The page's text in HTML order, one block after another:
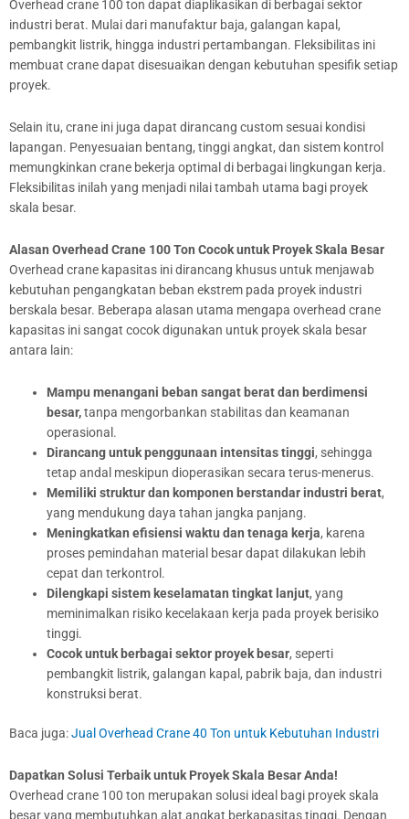
Overhead crane 100 ton dapat diaplikasikan di berbagai sektor
industri berat. Mulai dari manufaktur baja, galangan kapal,
pembangkit listrik, hingga industri pertambangan. Fleksibilitas ini
membuat crane dapat disesuaikan dengan kebutuhan spesifik setiap
proyek.
Selain itu, crane ini juga dapat dirancang custom sesuai kondisi
lapangan. Penyesuaian bentang, tinggi angkat, dan sistem kontrol
memungkinkan crane bekerja optimal di berbagai lingkungan kerja.
Fleksibilitas inilah yang menjadi nilai tambah utama bagi proyek
skala besar.
Alasan Overhead Crane 100 Ton Cocok untuk Proyek Skala Besar
Overhead crane kapasitas ini dirancang khusus untuk menjawab
kebutuhan pengangkatan beban ekstrem pada proyek industri
berskala besar. Beberapa alasan utama mengapa overhead crane
kapasitas ini sangat cocok digunakan untuk proyek skala besar
antara lain:
Mampu menangani beban sangat berat dan berdimensi
besar,tanpa mengorbankan stabilitas dan keamanan
operasional.
Dirancang untuk penggunaan intensitas tinggi, sehingga
tetap andal meskipun dioperasikan secara terus-menerus.
Memiliki struktur dan komponen berstandar industri berat,
yang mendukung daya tahan jangka panjang.
Meningkatkan efisiensi waktu dan tenaga kerja, karena
proses pemindahan material besar dapat dilakukan lebih
cepat dan terkontrol.
Dilengkapi sistem keselamatan tingkat lanjut, yang
meminimalkan risiko kecelakaan kerja pada proyek berisiko
tinggi.
Cocok untuk berbagai sektor proyek besar, seperti
pembangkit listrik, galangan kapal, pabrik baja, dan industri
konstruksi berat.
Baca juga:Jual Overhead Crane 40 Ton untuk Kebutuhan Industri
Dapatkan Solusi Terbaik untuk Proyek Skala Besar Anda!
Overhead crane 100 ton merupakan solusi ideal bagi proyek skala
besar yang membutuhkan alat angkat berkapasitas tinggi. Dengan